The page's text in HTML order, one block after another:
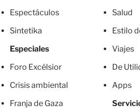
Espectáculos
Sintetika
Especiales
Foro Excélsior
Crisis ambiental
Franja de Gaza
Salud
Estilo
Viajes
De
Apps